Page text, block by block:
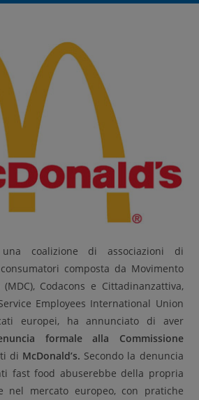
coalizione di associazioni di
composta da Movimento
Codacons e Cittadinanzattiva,
Employees International Union
europei, ha annunciato di aver
formale alla Commissione
di McDonald’s. Secondo la denuncia
fast food abuserebbe della propria
nel mercato europeo, con pratiche